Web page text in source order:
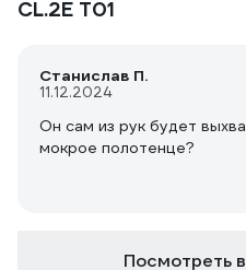
CL.2E T01
Станислав П.
11.12.2024
Он сам из рук будет
мокрое полотенце?
Посмотреть